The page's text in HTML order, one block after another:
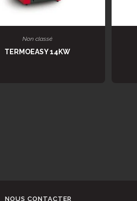
LIRE LA SUITE
Non classé
TERMOEASY 14KW
NOUS CONTACTER